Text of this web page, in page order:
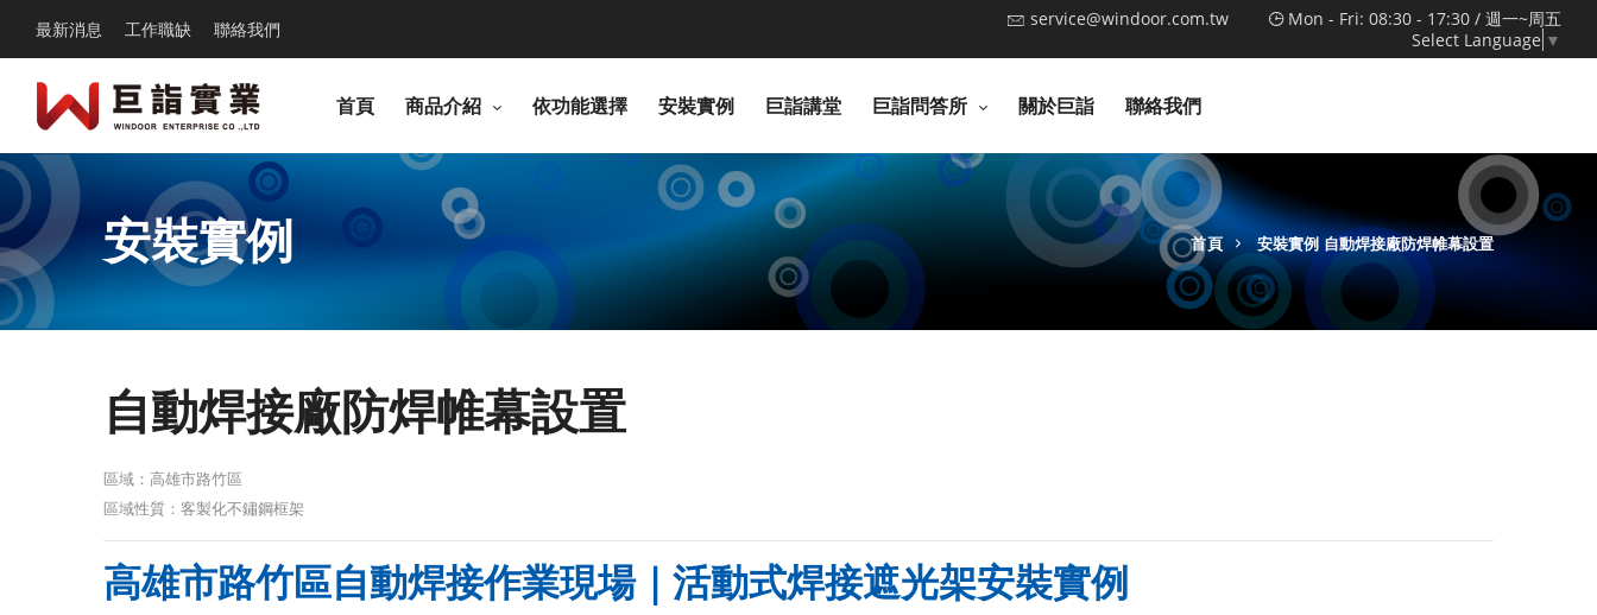
最新消息 工作職缺 聯絡我們 service@windoor.com.tw
Mon - Fri: 08:30 - 17:30 / 週一~周五
Select Language ▼
首頁 商品介紹 依功能選擇 安裝實例 巨詣講堂 巨詣問答所 關於巨詣 聯絡我們
安裝實例 首頁 安裝實例 自動焊接廠防焊帷幕設置
自動焊接廠防焊帷幕設置
區域：高雄市路竹區
區域性質：客製化不鏽鋼框架
高雄市路竹區自動焊接作業現場｜活動式焊接遮光架安裝實例